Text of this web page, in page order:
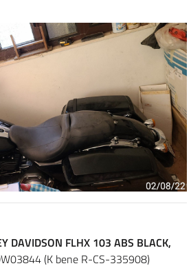
DAVIDSON FLHX 103 ABS BLACK,
(K bene R-CS-335908)